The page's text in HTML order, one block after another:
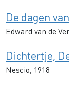
De dagen
Edward van de
Dichtertje,
Nescio, 1918